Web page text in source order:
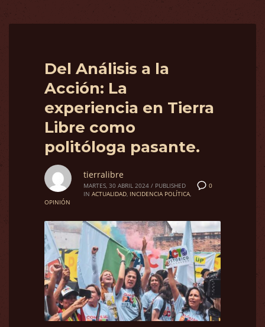
Del Análisis a la
Acción: La
experiencia en Tierra
Libre como
politóloga pasante.
0
tierralibre
MARTES, 30 ABRIL 2024 / PUBLISHED
IN ACTUALIDAD, INCIDENCIA POLÍTICA,
OPINIÓN